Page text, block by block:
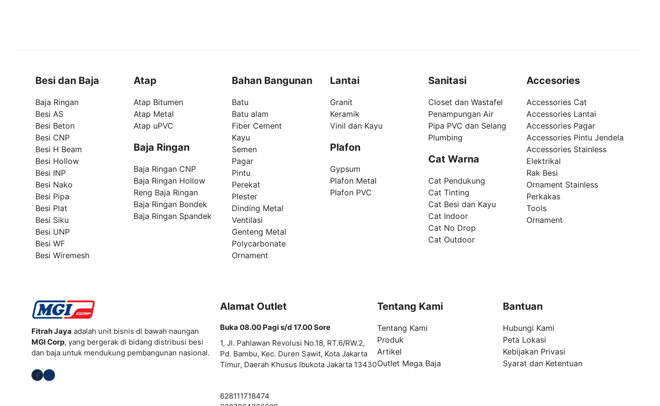
Besi dan Baja
Baja Ringan
Besi AS
Besi Beton
Besi CNP
Besi H Beam
Besi Hollow
Besi INP
Besi Nako
Besi Pipa
Besi Plat
Besi Siku
Besi UNP
Besi WF
Besi Wiremesh
Atap
Atap Bitumen
Atap Metal
Atap uPVC
Baja Ringan
Baja Ringan CNP
Baja Ringan Hollow
Reng Baja Ringan
Baja Ringan Bondek
Baja Ringan Spandek
Bahan Bangunan
Batu
Batu alam
Fiber Cement
Kayu
Semen
Pagar
Pintu
Perekat
Plester
Dinding Metal
Ventilasi
Genteng Metal
Polycarbonate
Ornament
Lantai
Granit
Keramik
Vinil dan Kayu
Plafon
Gypsum
Plafon Metal
Plafon PVC
Sanitasi
Closet dan Wastafel
Penampungan Air
Pipa PVC dan Selang
Plumbing
Cat Warna
Cat Pendukung
Cat Tinting
Cat Besi dan Kayu
Cat Indoor
Cat No Drop
Cat Outdoor
Accesories
Accessories Cat
Accessories Lantai
Accessories Pagar
Accessories Pintu Jendela
Accessories Stainless
Elektrikal
Rak Besi
Ornament Stainless
Perkakas
Tools
Ornament
Fitrah Jaya adalah unit bisnis di bawah naungan
MGI Corp, yang bergerak di bidang distribusi besi
dan baja untuk mendukung pembangunan nasional.
Facebook
Instagram
Alamat Outlet
Buka 08.00 Pagi s/d 17.00 Sore
1, Jl. Pahlawan Revolusi No.18, RT.6/RW.2,
Pd. Bambu, Kec. Duren Sawit, Kota Jakarta
Timur, Daerah Khusus Ibukota Jakarta 13430
628111718474
Tentang Kami
Tentang Kami
Produk
Artikel
Outlet Mega Baja
Bantuan
Hubungi Kami
Peta Lokasi
Kebijakan Privasi
Syarat dan Ketentuan